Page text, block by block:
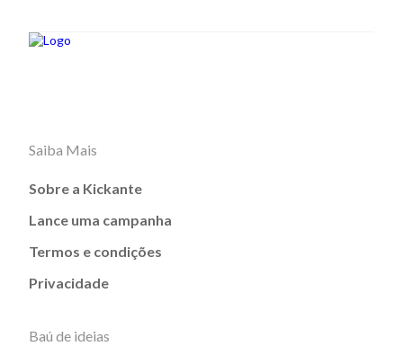
Saiba Mais
Sobre a Kickante
Lance uma campanha
Termos e condições
Privacidade
Baú de ideias